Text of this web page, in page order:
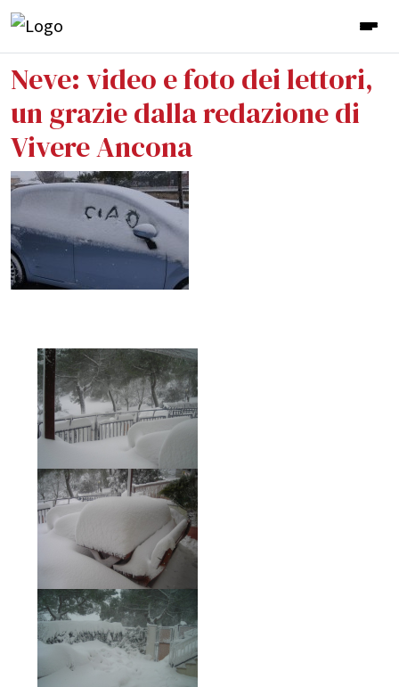
Neve: video e foto dei lettori,
un grazie dalla redazione di
Vivere Ancona